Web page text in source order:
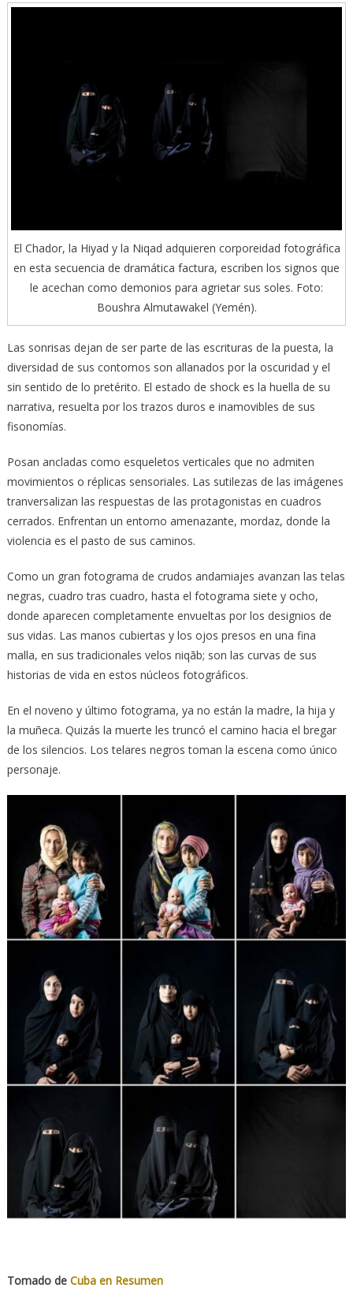
El Chador, la Hiyad y la Niqad adquieren corporeidad fotográfica
en esta secuencia de dramática factura, escriben los signos que
le acechan como demonios para agrietar sus soles. Foto:
Boushra Almutawakel (Yemén).
Las sonrisas dejan de ser parte de las escrituras de la puesta, la
diversidad de sus contornos son allanados por la oscuridad y el
sin sentido de lo pretérito. El estado de shock es la huella de su
narrativa, resuelta por los trazos duros e inamovibles de sus
fisonomías.
Posan ancladas como esqueletos verticales que no admiten
movimientos o réplicas sensoriales. Las sutilezas de las imágenes
tranversalizan las respuestas de las protagonistas en cuadros
cerrados. Enfrentan un entorno amenazante, mordaz, donde la
violencia es el pasto de sus caminos.
Como un gran fotograma de crudos andamiajes avanzan las telas
negras, cuadro tras cuadro, hasta el fotograma siete y ocho,
donde aparecen completamente envueltas por los designios de
sus vidas. Las manos cubiertas y los ojos presos en una fina
malla, en sus tradicionales velos niqāb; son las curvas de sus
historias de vida en estos núcleos fotográficos.
En el noveno y último fotograma, ya no están la madre, la hija y
la muñeca. Quizás la muerte les truncó el camino hacia el bregar
de los silencios. Los telares negros toman la escena como único
personaje.
Tomado de Cuba en Resumen